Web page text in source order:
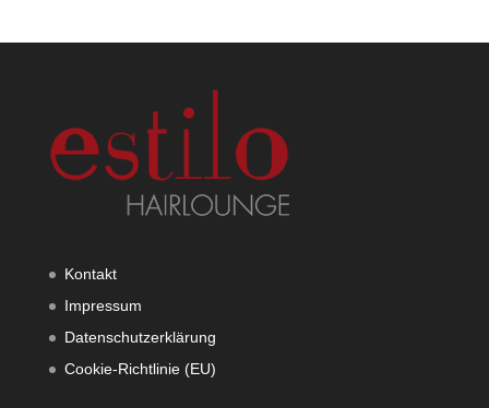
Kontakt
Impressum
Datenschutzerklärung
Cookie-Richtlinie (EU)